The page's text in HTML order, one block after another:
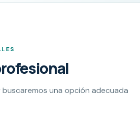
buscaremos una opción adecuada